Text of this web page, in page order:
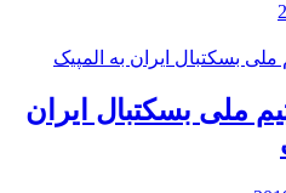
ملی بسکتبال ایران